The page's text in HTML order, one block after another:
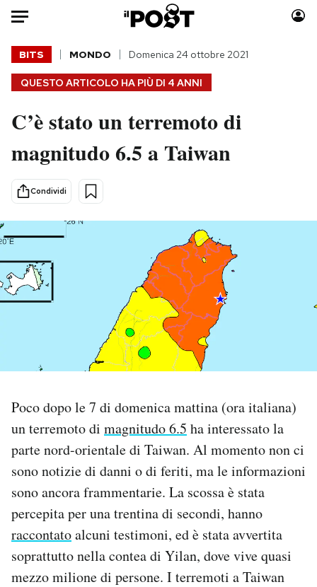
Auto
HOME
Italia
Politica
Tecnologia
Internet
Scienza
Cultura
Economia
Sport
Moda
Consumismi
Media
Europa
Altrecose
Mondiali calcio 2026
I MIEI PREFERITI
CALENDARIO
AREA PERSONALE
QUESTO ARTICOLO HA PIÙ DI 4 ANNI
BITS MONDO Domenica 24 ottobre 2021
C’è stato un terremoto di
magnitudo 6.5 a Taiwan
Condividi
Poco dopo le 7 di domenica mattina (ora italiana)
un terremoto di magnitudo 6.5 ha interessato la
parte nord-orientale di Taiwan. Al momento non ci
sono notizie di danni o di feriti, ma le informazioni
sono ancora frammentarie. La scossa è stata
percepita per una trentina di secondi, hanno
raccontatoalcuni testimoni, ed è stata avvertita
soprattutto nella contea di Yilan, dove vive quasi
mezzo milione di persone. I terremoti a Taiwan